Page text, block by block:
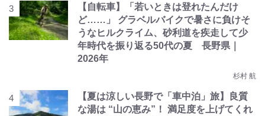
【自転車】「若いときは登れたんだけ
ど……」 グラベルバイクで暑さに負けそ
うなヒルクライム、砂利道を疾走して少
年時代を振り返る50代の夏 長野県｜
2026年
杉村 航
【夏は涼しい長野で「車中泊」旅】良質
な湯は “山の恵み”！ 満足度を上げてくれ